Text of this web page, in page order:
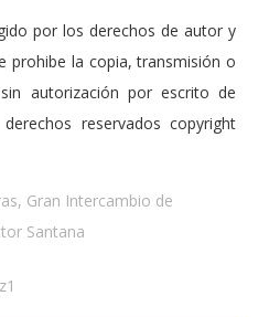
por los derechos de autor y
prohibe la copia, transmisión o
autorización por escrito de
reservados copyright
, Gran Intercambio de
Santana